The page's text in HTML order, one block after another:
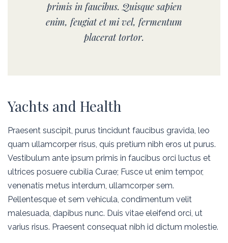
primis in faucibus. Quisque sapien
enim, feugiat et mi vel, fermentum
placerat tortor.
Yachts and Health
Praesent suscipit, purus tincidunt faucibus gravida, leo
quam ullamcorper risus, quis pretium nibh eros ut purus.
Vestibulum ante ipsum primis in faucibus orci luctus et
ultrices posuere cubilia Curae; Fusce ut enim tempor,
venenatis metus interdum, ullamcorper sem.
Pellentesque et sem vehicula, condimentum velit
malesuada, dapibus nunc. Duis vitae eleifend orci, ut
varius risus. Praesent consequat nibh id dictum molestie.